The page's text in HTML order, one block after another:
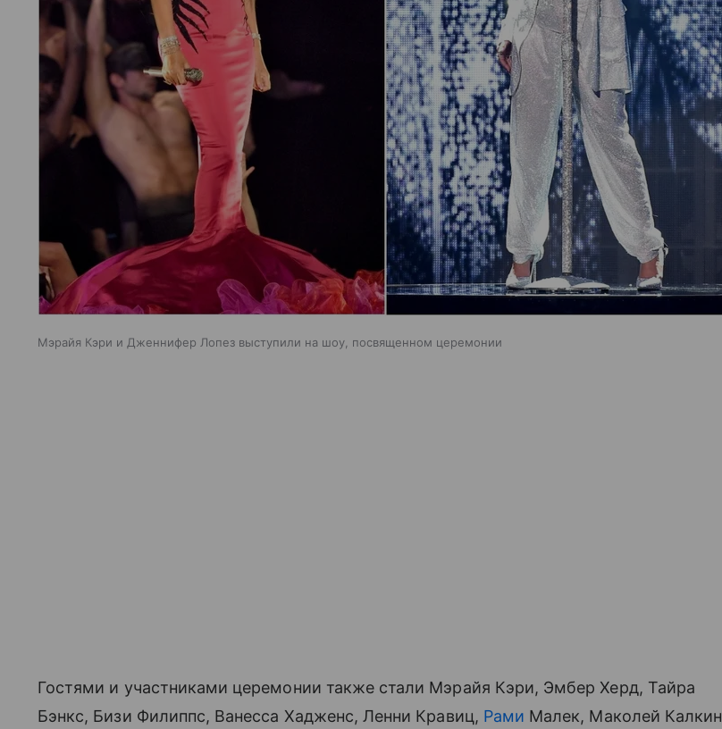
Мэрайя Кэри и Дженнифер Лопез выступили на шоу, посвященном церемонии
Гостями и участниками церемонии также стали Мэрайя Кэри, Эмбер Херд, Тайра
Бэнкс, Бизи Филиппс, Ванесса Хадженс, Ленни Кравиц, Рами Малек, Маколей Калкин